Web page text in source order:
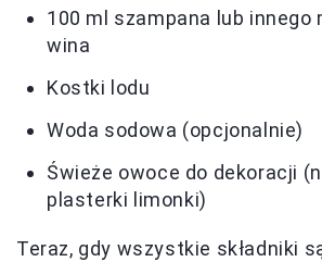
100 ml szampana lub innego
wina
Kostki lodu
Woda sodowa (opcjonalnie)
Świeże owoce do dekoracji
plasterki limonki)
Teraz, gdy wszystkie składniki